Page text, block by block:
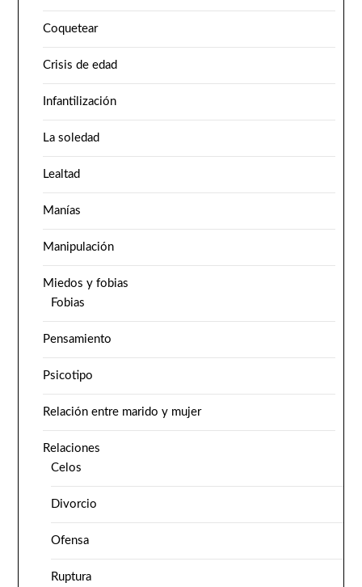
Coquetear
Crisis de edad
Infantilización
La soledad
Lealtad
Manías
Manipulación
Miedos y fobias
Fobias
Pensamiento
Psicotipo
Relación entre marido y mujer
Relaciones
Celos
Divorcio
Ofensa
Ruptura